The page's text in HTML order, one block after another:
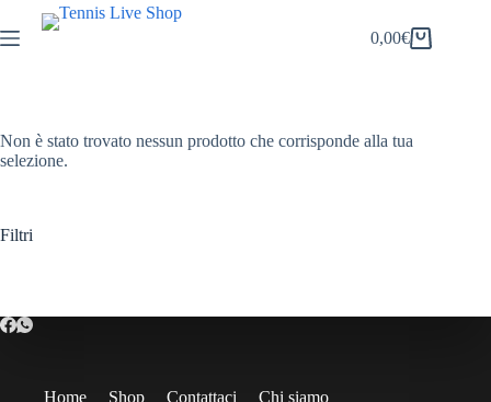
al
contenuto
Carrello
0,00€
Non è stato trovato nessun prodotto che corrisponde alla tua
selezione.
Filtri
Home Shop Contattaci
Chi siamo